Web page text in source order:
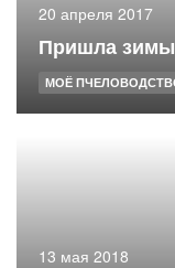
20 апреля 2017
Пришла зимы
МОЁ
13 мая 2018